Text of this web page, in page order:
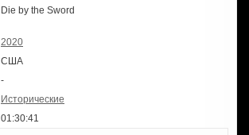
Die by the Sword
2020
США
-
Исторические
01:30:41